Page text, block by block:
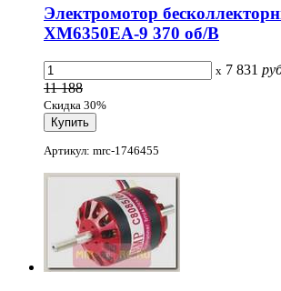
Электромотор
XM6350EA-9 370 об/В
x 7 831
11 188
Скидка 30%
Артикул: mrc-1746455